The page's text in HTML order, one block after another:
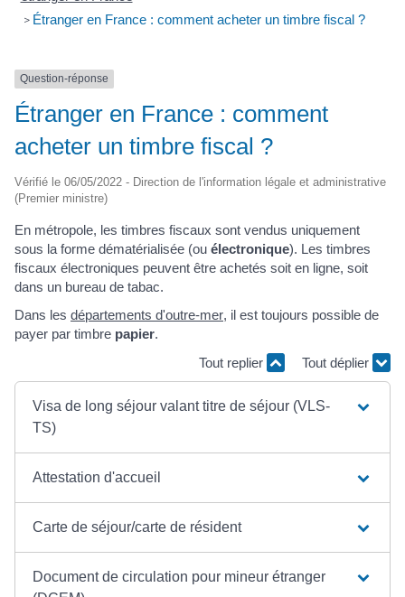
> Étranger en France : comment acheter un timbre fiscal ?
Question-réponse
Étranger en France : comment
acheter un timbre fiscal ?
Vérifié le 06/05/2022 - Direction de l'information légale et administrative
(Premier ministre)
En métropole, les timbres fiscaux sont vendus uniquement
sous la forme dématérialisée (ou électronique). Les timbres
fiscaux électroniques peuvent être achetés soit en ligne, soit
dans un bureau de tabac.
Dans les départements d'outre-mer, il est toujours possible de
payer par timbre papier.
Tout replier
Tout déplier
Visa de long séjour valant titre de séjour (VLS-
TS)
Attestation d'accueil
Carte de séjour/carte de résident
Document de circulation pour mineur étranger